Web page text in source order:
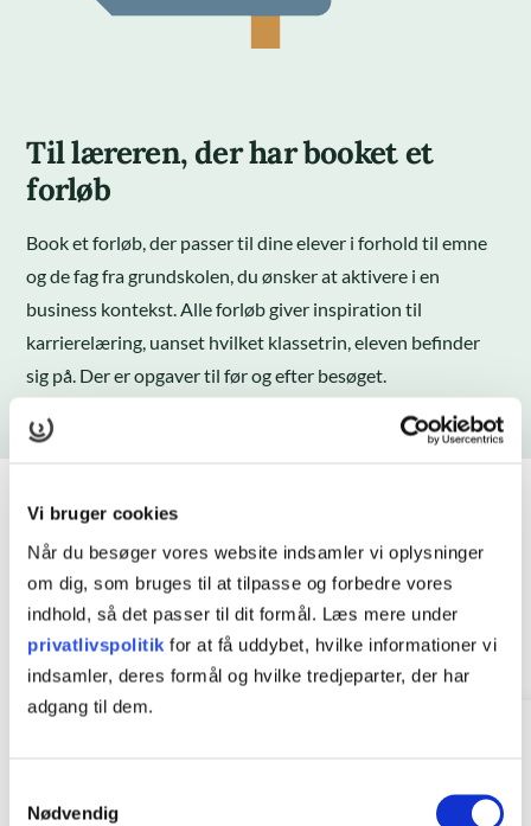
Vi bruger cookies
Når du besøger vores website indsamler vi oplysninger
om dig, som bruges til at tilpasse og forbedre vores
indhold, så det passer til dit formål. Læs mere under
privatlivspolitik for at få uddybet, hvilke informationer vi
indsamler, deres formål og hvilke tredjeparter, der har
adgang til dem.
Nødvendig
Til læreren, der har booket et
forløb
Book et forløb, der passer til dine elever i forhold til emne
og de fag fra grundskolen, du ønsker at aktivere i en
business kontekst. Alle forløb giver inspiration til
karrierelæring, uanset hvilket klassetrin, eleven befinder
sig på. Der er opgaver til før og efter besøget.
Har du spørgsmål om
brobygning?